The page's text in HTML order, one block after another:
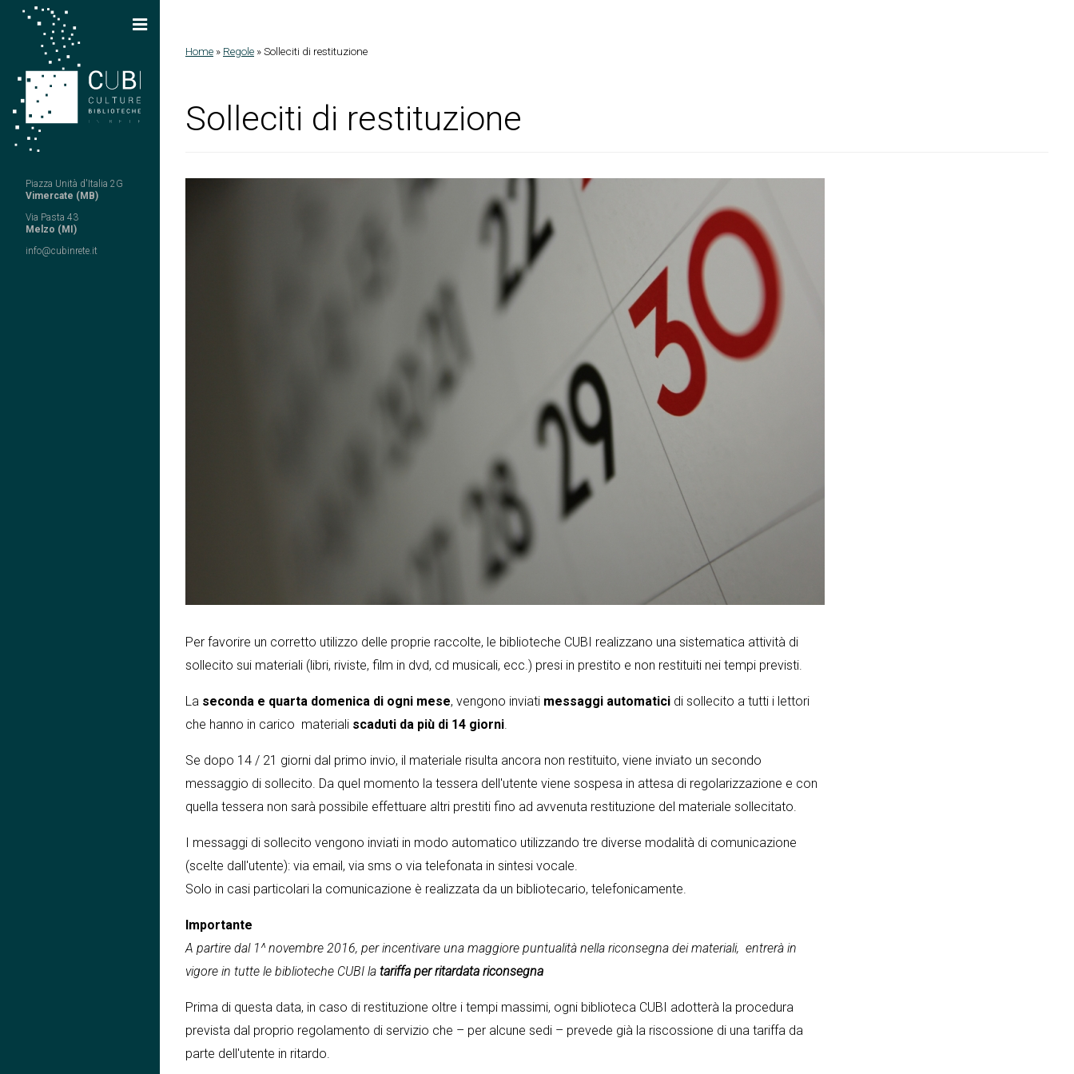
Salta al contenuto principale
Piazza Unità d'Italia 2G
Vimercate (MB)
Via Pasta 43
Melzo (MI)
info@cubinrete.it
Home » Regole »Solleciti di restituzione
Solleciti di restituzione
Per favorire un corretto utilizzo delle proprie raccolte, le biblioteche CUBI realizzano una sistematica attività di
sollecito sui materiali (libri, riviste, film in dvd, cd musicali, ecc.) presi in prestito e non restituiti nei tempi previsti.
La seconda e quarta domenica di ogni mese, vengono inviati messaggi automatici di sollecito a tutti i lettori
che hanno in carico materiali scaduti da più di 14 giorni
Se dopo 14 / 21 giorni dal primo invio, il materiale risulta ancora non restituito, viene inviato un secondo
messaggio di sollecito. Da quel momento la tessera dell'utente viene sospesa in attesa di regolarizzazione e con
quella tessera non sarà possibile effettuare altri prestiti fino ad avvenuta restituzione del materiale sollecitato.
I messaggi di sollecito vengono inviati in modo automatico utilizzando tre diverse modalità di comunicazione
(scelte dall'utente): via email, via sms o via telefonata in sintesi vocale.
Solo in casi particolari la comunicazione è realizzata da un bibliotecario, telefonicamente.
Importante
A partire dal 1^ novembre 2016, per incentivare una maggiore puntualità nella riconsegna dei materiali, entrerà in
vigore in tutte le biblioteche CUBI la tariffa per ritardata riconsegna
Prima di questa data, in caso di restituzione oltre i tempi massimi, ogni biblioteca CUBI adotterà la procedura
prevista dal proprio regolamento di servizio che – per alcune sedi – prevede già la riscossione di una tariffa da
parte dell'utente in ritardo.